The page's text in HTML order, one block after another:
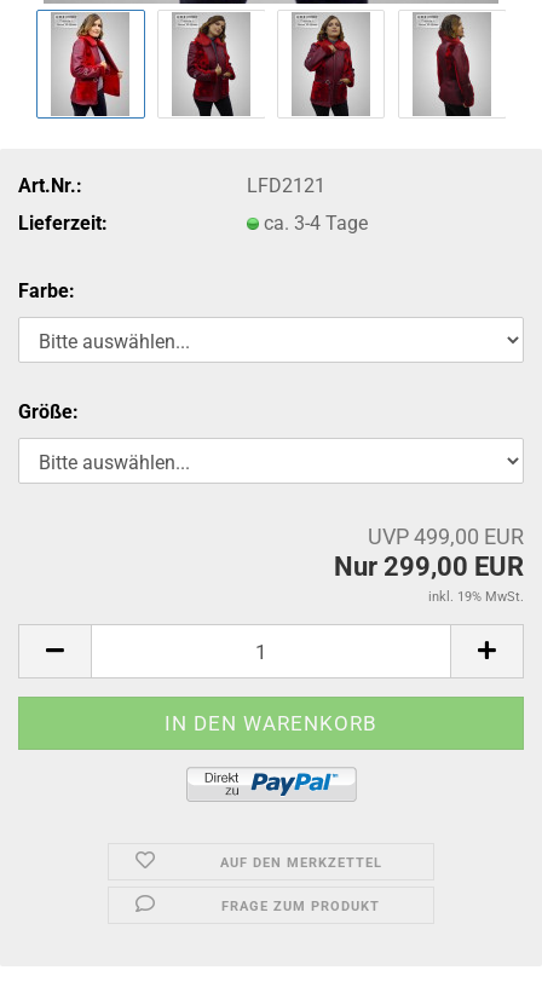
Art.Nr.:
LFD2121
Lieferzeit:
ca. 3-4 Tage
Farbe:
Größe:
UVP 499,00 EUR
Nur 299,00 EUR
inkl. 19% MwSt.
AUF DEN MERKZETTEL
FRAGE ZUM PRODUKT